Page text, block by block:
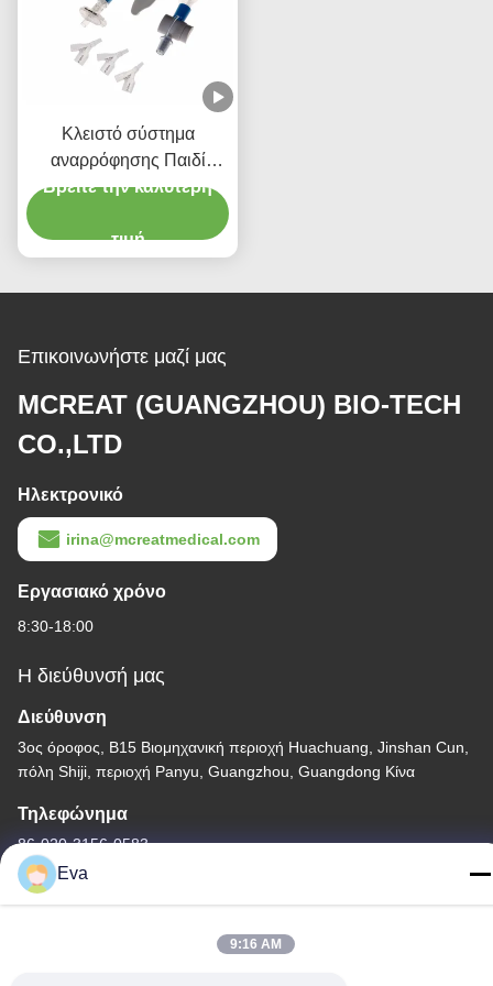
Κλειστό σύστημα
αναρρόφησης Παιδί
τύπου 72H CSC Ενιαία
Βρείτε την καλύτερη
τιμή
Επικοινωνήστε μαζί μας
MCREAT (GUANGZHOU) BIO-TECH
CO.,LTD
Ηλεκτρονικό
irina@mcreatmedical.com
Εργασιακό χρόνο
8:30-18:00
Η διεύθυνσή μας
Διεύθυνση
3ος όροφος, Β15 Βιομηχανική περιοχή Huachuang, Jinshan Cun,
πόλη Shiji, περιοχή Panyu, Guangzhou, Guangdong Κίνα
Τηλεφώνημα
86-020-3156-0583
Eva
9:16 AM